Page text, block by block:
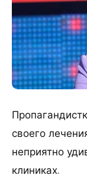
своего
неприятно
клиниках.